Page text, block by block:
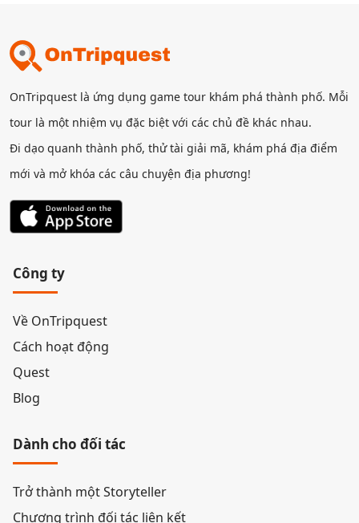
OnTripquest là ứng dụng game tour khám phá thành phố. Mỗi
tour là một nhiệm vụ đặc biệt với các chủ đề khác nhau.
Đi dạo quanh thành phố, thử tài giải mã, khám phá địa điểm
mới và mở khóa các câu chuyện địa phương!
Công ty
Về OnTripquest
Cách hoạt động
Quest
Blog
Dành cho đối tác
Trở thành một Storyteller
Chương trình đối tác liên kết